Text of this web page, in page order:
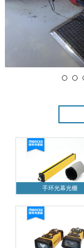
手环光幕光栅